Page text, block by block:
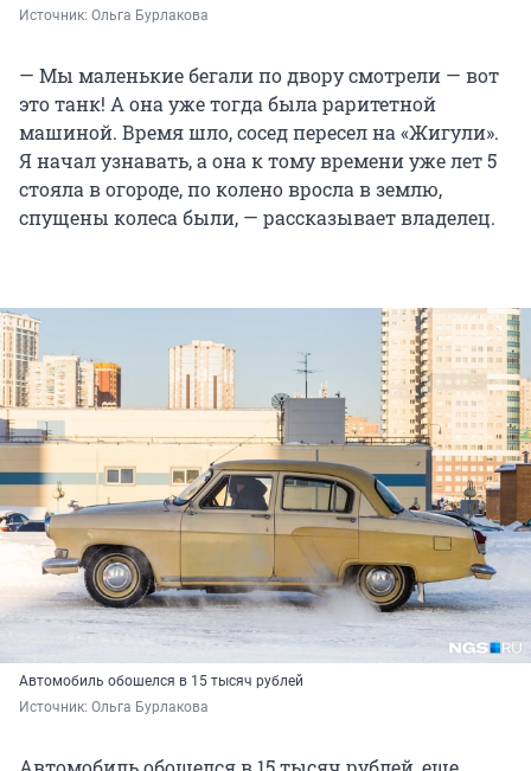
Источник: Ольга Бурлакова
— Мы маленькие бегали по двору смотрели — вот
это танк! А она уже тогда была раритетной
машиной. Время шло, сосед пересел на «Жигули».
Я начал узнавать, а она к тому времени уже лет 5
стояла в огороде, по колено вросла в землю,
спущены колеса были, — рассказывает владелец.
Автомобиль обошелся в 15 тысяч рублей
Источник: Ольга Бурлакова